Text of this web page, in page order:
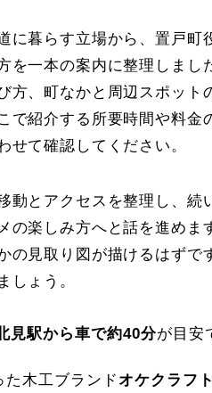
に暮らす立場から、置戸町
を一本の案内に整理しま
方、町なかと周辺スポット
で紹介する所要時間や料金
せて確認してください。
動とアクセスを整理し、続
の楽しみ方へと話を進めま
の見取り図が描けるはずで
しょう。
見駅から車で約40分が目安
木工ブランド オケクラフト